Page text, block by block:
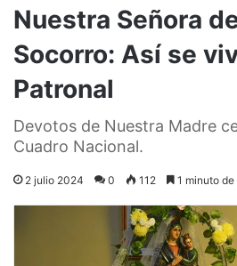
Nuestra Señora
Socorro: Así se
Patronal
Devotos de Nuestra Madre
Cuadro Nacional.
2 julio 2024 0 112 1 minuto